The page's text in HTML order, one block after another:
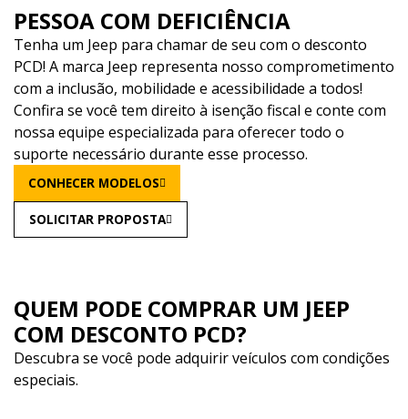
PESSOA COM DEFICIÊNCIA
Tenha um Jeep para chamar de seu com o desconto
PCD! A marca Jeep representa nosso comprometimento
com a inclusão, mobilidade e acessibilidade a todos!
Confira se você tem direito à isenção fiscal e conte com
nossa equipe especializada para oferecer todo o
suporte necessário durante esse processo.
CONHECER MODELOS
SOLICITAR PROPOSTA
QUEM PODE COMPRAR UM JEEP
COM DESCONTO PCD?
Descubra se você pode adquirir veículos com condições
especiais.